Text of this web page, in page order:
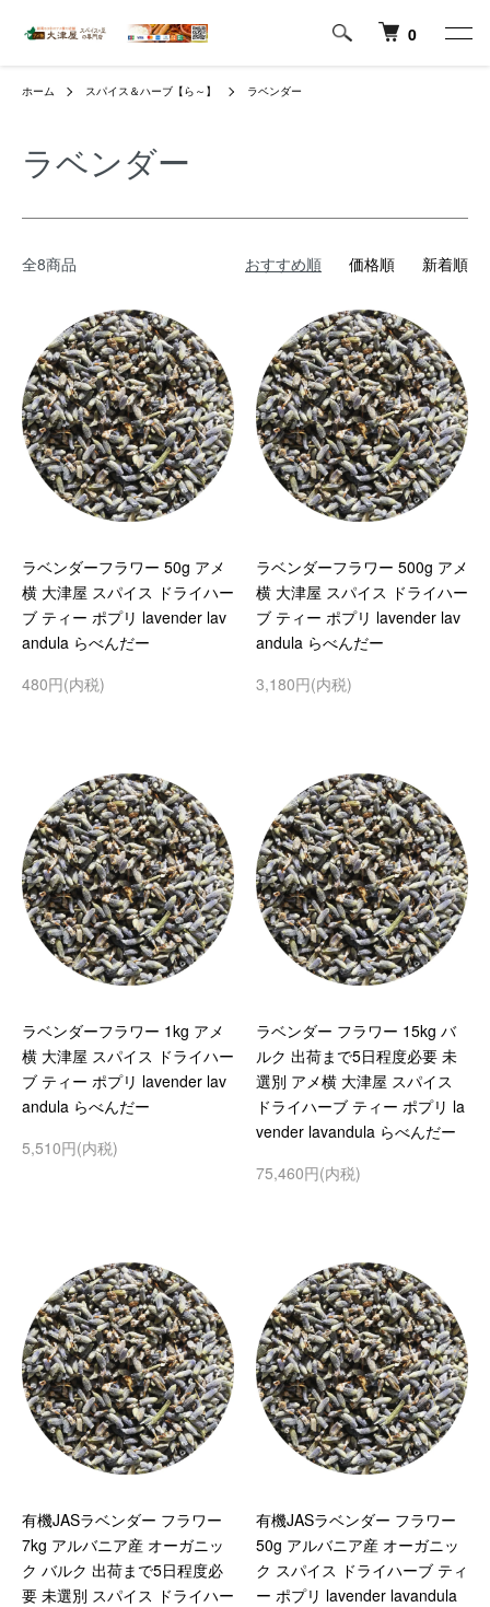
0
ホーム スパイス＆ハーブ【ら～】 ラベンダー
ラベンダー
全8商品 おすすめ順 価格順 新着順
ラベンダーフラワー 50g アメ
横 大津屋 スパイス ドライハー
ブ ティー ポプリ lavender lav
andula らべんだー
480円(内税)
ラベンダーフラワー 500g アメ
横 大津屋 スパイス ドライハー
ブ ティー ポプリ lavender lav
andula らべんだー
3,180円(内税)
ラベンダーフラワー 1kg アメ
横 大津屋 スパイス ドライハー
ブ ティー ポプリ lavender lav
andula らべんだー
5,510円(内税)
ラベンダー フラワー 15kg バ
ルク 出荷まで5日程度必要 未
選別 アメ横 大津屋 スパイス
ドライハーブ ティー ポプリ la
vender lavandula らべんだー
75,460円(内税)
有機JASラベンダー フラワー
7kg アルバニア産 オーガニッ
ク バルク 出荷まで5日程度必
要 未選別 スパイス ドライハー
有機JASラベンダー フラワー
50g アルバニア産 オーガニッ
ク スパイス ドライハーブ ティ
ー ポプリ lavender lavandula